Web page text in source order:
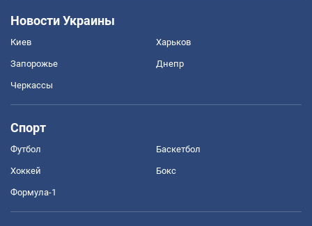
Новости Украины
Киев Харьков
Запорожье Днепр
Черкассы
Спорт
Футбол Баскетбол
Хоккей Бокс
Формула-1